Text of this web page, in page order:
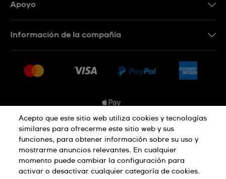
Apoyo
Devoluciones
Sistema de información
Desistimiento del contrato
Información de la compañía
Empleo
Aviso de privacidad Aviso sobre cookies
Términos de uso
Acepto que este sitio web utiliza cookies y tecnologías
similares para ofrecerme este sitio web y sus
funciones, para obtener información sobre su uso y
mostrarme anuncios relevantes. En cualquier
momento puede cambiar la configuración para
activar o desactivar cualquier categoría de cookies.